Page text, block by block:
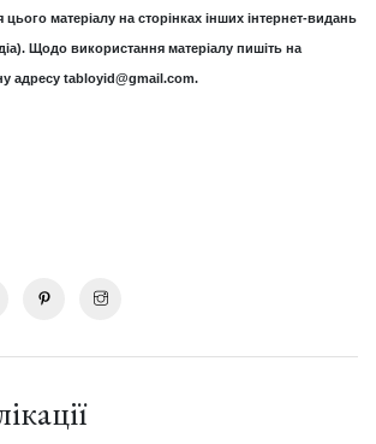
цього матеріалу на сторінках інших інтернет-видань
Щодо використання матеріалу пишіть на
адресу tabloyid@gmail.com.